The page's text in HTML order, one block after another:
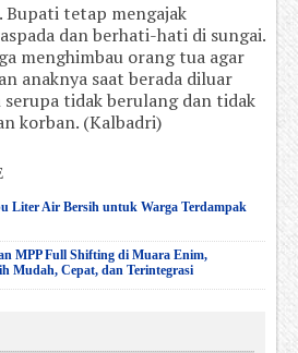
Bupati tetap mengajak
dan berhati-hati di sungai.
menghimbau orang tua agar
anaknya saat berada diluar
serupa tidak berulang dan tidak
korban. (Kalbadri)
Liter Air Bersih untuk Warga Terdampak
MPP Full Shifting di Muara Enim,
Mudah, Cepat, dan Terintegrasi